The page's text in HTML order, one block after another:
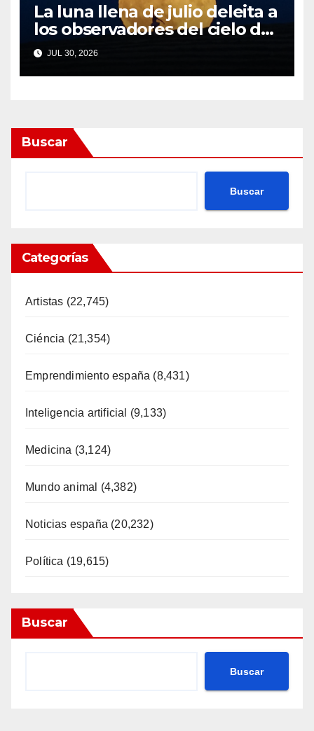
La luna llena de julio deleita a
los observadores del cielo de
todo el mundo. Aquí están
nuestras mejores fotos de la
majestuosa Buck Moon.
JUL 30, 2026
Buscar
Buscar
Categorías
Artistas (22,745)
Ciéncia (21,354)
Emprendimiento españa (8,431)
Inteligencia artificial (9,133)
Medicina (3,124)
Mundo animal (4,382)
Noticias españa (20,232)
Política (19,615)
Buscar
Buscar